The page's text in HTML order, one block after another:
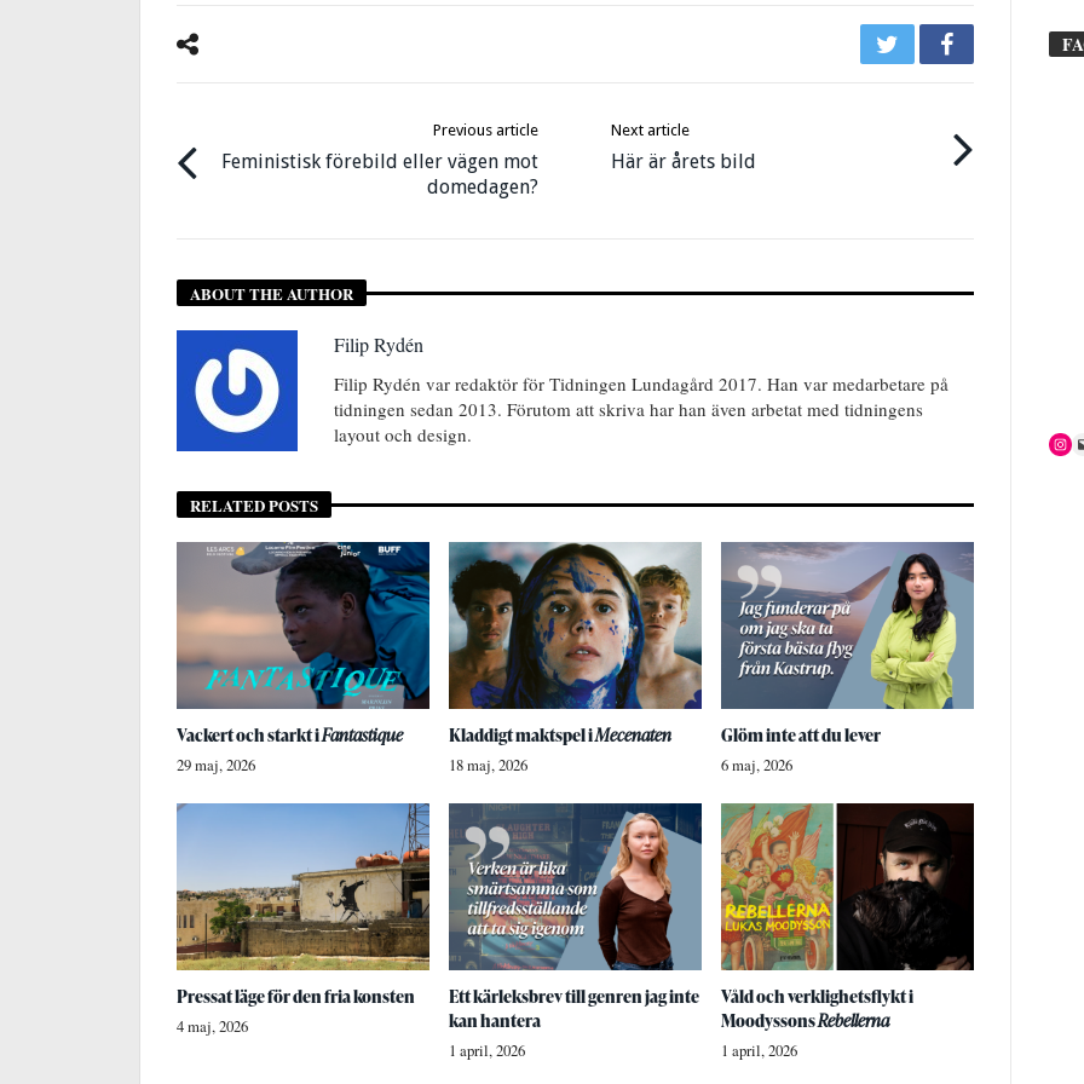
Previous article
Feministisk förebild eller vägen mot
domedagen?
Next article
Här är årets bild
ABOUT THE AUTHOR
Filip Rydén
Filip Rydén var redaktör för Tidningen Lundagård 2017. Han var medarbetare på
tidningen sedan 2013. Förutom att skriva har han även arbetat med tidningens
layout och design.
RELATED POSTS
Vackert och starkt iFantastique
29 maj, 2026
Kladdigt maktspel iMecenaten
18 maj, 2026
Glöm inte att du lever
6 maj, 2026
Pressat läge för den fria konsten
4 maj, 2026
Ett kärleksbrev till genren jag inte
kan hantera
1 april, 2026
Våld och verklighetsflykt i
MoodyssonsRebellerna
1 april, 2026